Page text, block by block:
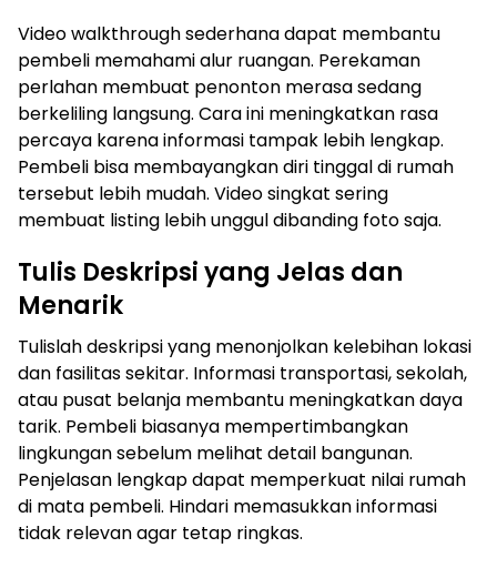
Video walkthrough sederhana dapat membantu
pembeli memahami alur ruangan. Perekaman
perlahan membuat penonton merasa sedang
berkeliling langsung. Cara ini meningkatkan rasa
percaya karena informasi tampak lebih lengkap.
Pembeli bisa membayangkan diri tinggal di rumah
tersebut lebih mudah. Video singkat sering
membuat listing lebih unggul dibanding foto saja.
Tulis Deskripsi yang Jelas dan
Menarik
Tulislah deskripsi yang menonjolkan kelebihan lokasi
dan fasilitas sekitar. Informasi transportasi, sekolah,
atau pusat belanja membantu meningkatkan daya
tarik. Pembeli biasanya mempertimbangkan
lingkungan sebelum melihat detail bangunan.
Penjelasan lengkap dapat memperkuat nilai rumah
di mata pembeli. Hindari memasukkan informasi
tidak relevan agar tetap ringkas.